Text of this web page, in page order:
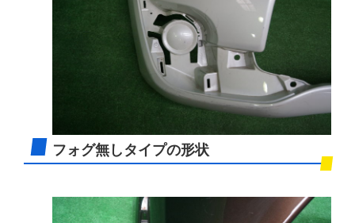
フォグ無しタイプの形状